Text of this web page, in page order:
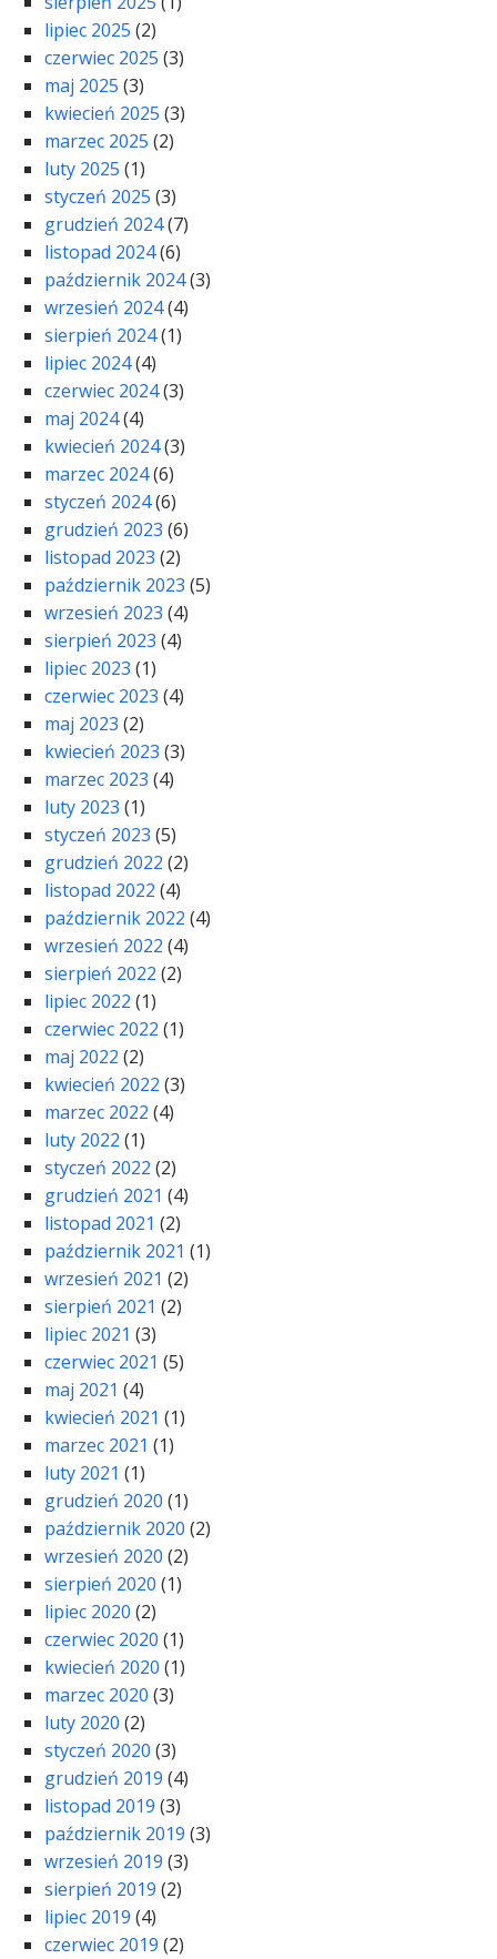
lipiec 2025 (2)
czerwiec 2025 (3)
maj 2025 (3)
kwiecień 2025 (3)
marzec 2025 (2)
luty 2025 (1)
styczeń 2025 (3)
grudzień 2024(7)
listopad 2024(6)
październik 2024(3)
wrzesień 2024(4)
sierpień 2024(1)
lipiec 2024(4)
czerwiec 2024(3)
maj 2024(4)
kwiecień 2024(3)
marzec 2024(6)
styczeń 2024(6)
grudzień 2023 (6)
listopad 2023 (2)
październik 2023 (5)
wrzesień 2023 (4)
sierpień 2023 (4)
lipiec 2023 (1)
czerwiec 2023 (4)
maj 2023 (2)
kwiecień 2023 (3)
marzec 2023 (4)
luty 2023 (1)
styczeń 2023 (5)
grudzień 2022 (2)
listopad 2022 (4)
październik 2022 (4)
wrzesień 2022 (4)
sierpień 2022 (2)
lipiec 2022 (1)
czerwiec 2022 (1)
maj 2022 (2)
kwiecień 2022 (3)
marzec 2022 (4)
luty 2022 (1)
styczeń 2022 (2)
grudzień 2021 (4)
listopad 2021 (2)
październik 2021 (1)
wrzesień 2021 (2)
sierpień 2021 (2)
lipiec 2021 (3)
czerwiec 2021 (5)
maj 2021 (4)
kwiecień 2021 (1)
marzec 2021 (1)
luty 2021 (1)
grudzień 2020 (1)
październik 2020 (2)
wrzesień 2020 (2)
sierpień 2020 (1)
lipiec 2020 (2)
czerwiec 2020 (1)
kwiecień 2020 (1)
marzec 2020 (3)
luty 2020 (2)
styczeń 2020 (3)
grudzień 2019 (4)
listopad 2019 (3)
październik 2019 (3)
wrzesień 2019 (3)
sierpień 2019 (2)
lipiec 2019 (4)
czerwiec 2019 (2)